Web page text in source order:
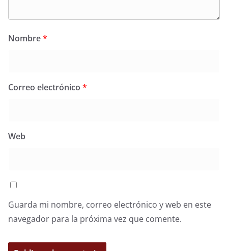
Nombre*
Correo electrónico *
Web
Guarda mi nombre, correo electrónico y web en este
navegador para la próxima vez que comente.